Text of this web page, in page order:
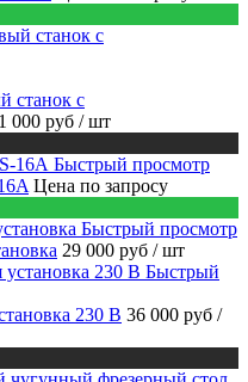
станок с
000 руб / шт
Быстрый просмотр
Цена по запросу
Быстрый просмотр
29 000 руб / шт
Быстрый
230 В 36 000 руб /